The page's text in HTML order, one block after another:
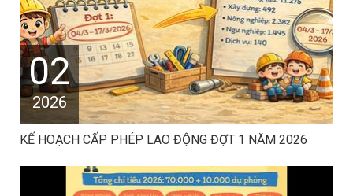
02
2026
KẾ HOẠCH CẤP PHÉP LAO ĐỘNG ĐỢT 1 NĂM 2026